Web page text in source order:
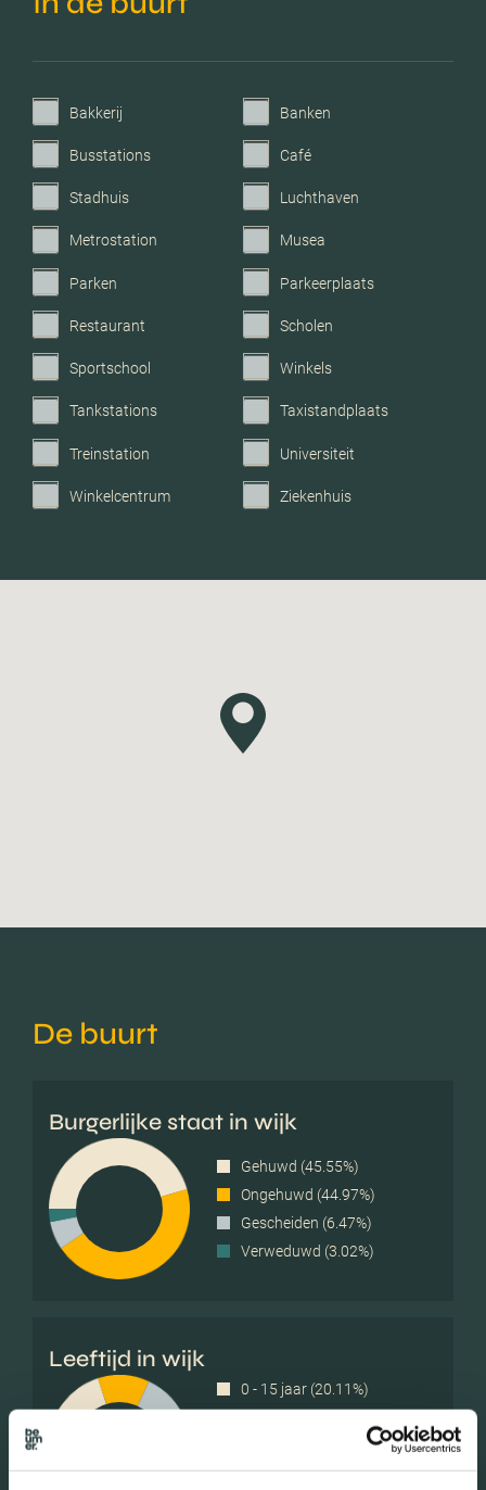
Garage
Bakkerij Banken
Busstations Café
Stadhuis Luchthaven
Metrostation Musea
Parken Parkeerplaats
Restaurant Scholen
Sportschool Winkels
Tankstations Taxistandplaats
Treinstation Universiteit
Winkelcentrum Ziekenhuis
De buurt
Burgerlijke staat in wijk
Gehuwd (45.55%)
Ongehuwd (44.97%)
Gescheiden (6.47%)
Verweduwd (3.02%)
Leeftijd in wijk
0 - 15 jaar (20.11%)
25 - 45 jaar (26.44%)
45 - 65 jaar (29.60%)